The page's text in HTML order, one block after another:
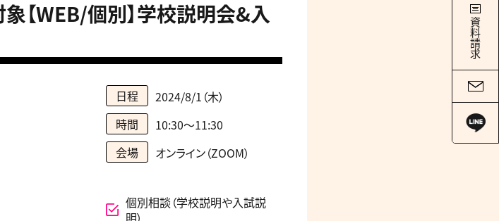
先輩が感じる本校の魅力
募集概要・学費・入学サポート
資料請求
【WEB/個別】学校説明会&入
日程
2024/8/1（木）
時間
10:30～11:30
会場
オンライン（ZOOM）
個別相談（学校説明や入試説
明）